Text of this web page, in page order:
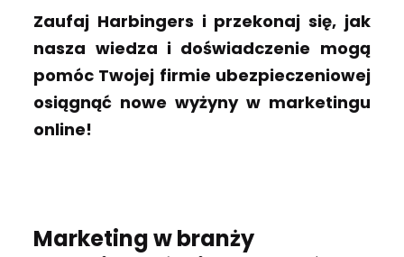
Zaufaj Harbingers i przekonaj się, jak
nasza wiedza i doświadczenie mogą
pomóc Twojej firmie ubezpieczeniowej
osiągnąć nowe wyżyny w marketingu
online!
Marketing w branży